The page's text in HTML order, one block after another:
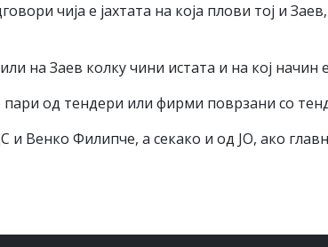
чија е јахтата на која плови тој и
на Заев колку чини истата и на кој начин
пари од тендери или фирми поврзани со
и Венко Филипче, а секако и од ЈО, ако